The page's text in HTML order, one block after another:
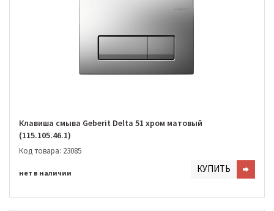
Клавиша смыва Geberit Delta 51 хром матовый
(115.105.46.1)
Код товара: 23085
нет в наличии КУПИТЬ